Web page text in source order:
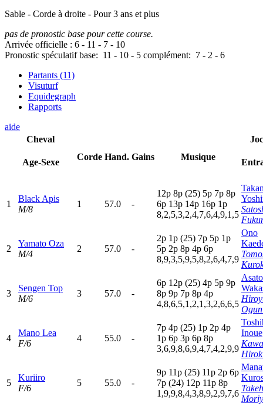
Sable - Corde à droite - Pour 3 ans et plus
pas de pronostic base pour cette course.
Arrivée officielle : 6 - 11 - 7 - 10
Pronostic spéculatif base: 11 - 10 - 5 complément: 7 - 2 - 6
Partants (11)
Visuturf
Equidegraph
Rapports
aide
Cheval
Age-Sexe
Corde Hand. Gains Musique
1
Black Apis
M/8
1 57.0 -
12p 8p (25) 5p 7p 8p
6p 13p 14p 16p 1p
8,2,5,3,2,4,7,6,4,9,1,5
2
Yamato Oza
M/4
2 57.0 -
2p 1p (25) 7p 5p 1p
5p 2p 8p 4p 6p
8,9,3,5,9,5,8,2,6,4,7,9
Ono
3
Sengen Top
M/6
3 57.0 -
6p 12p (25) 4p 5p 9p
8p 9p 7p 8p 4p
4,8,6,5,1,2,1,3,2,6,6,5
Asato
4
Mano Lea
F/6
4 55.0 -
7p 4p (25) 1p 2p 4p
1p 6p 3p 6p 8p
3,6,9,8,6,9,4,7,4,2,9,9
Inoue
5
Kuriiro
F/6
5 55.0 -
9p 11p (25) 11p 2p 6p
7p (24) 12p 11p 8p
1,9,9,8,4,3,8,9,2,9,7,6